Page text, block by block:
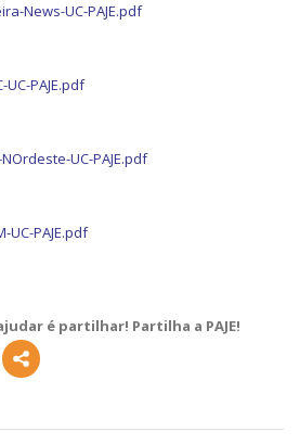
News-UC-PAJE.pdf
UC-PAJE.pdf
UC-PAJE.pdf
UC-PAJE.pdf
é partilhar! Partilha a PAJE!